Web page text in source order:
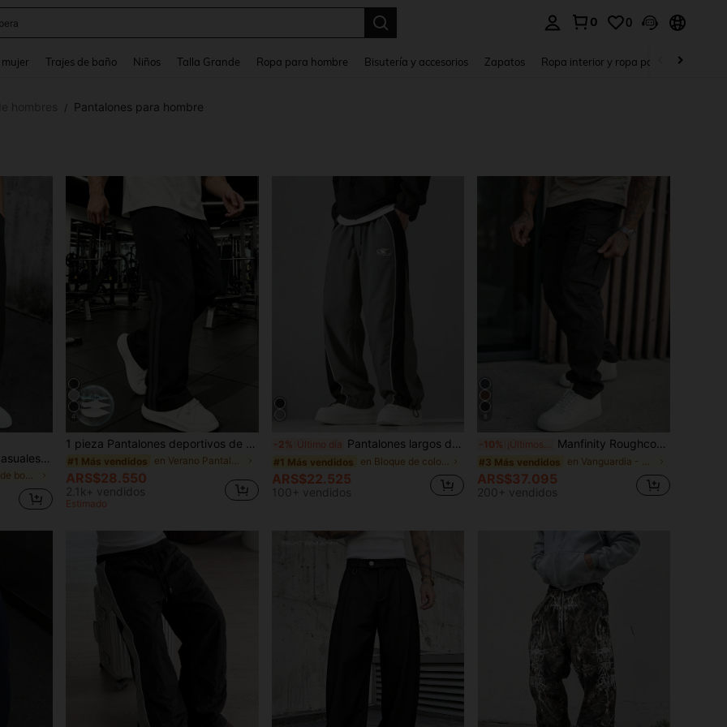
0 0
mujer Trajes de baño Niños Talla Grande Ropa para hombre Bisutería y accesorios Zapatos Ropa interior y ropa para dormir
/ Pantalones para hombre
SLATEMANN Pantalones casuales versátiles de uso diario con botones y pliegues de unicolor para hombres
en Festival de bodas Pantalones de hombre
4
1 pieza Pantalones deportivos de pierna recta con rayas, corte holgado y delgado para hombre, para correr, entrenamiento al aire libre, uso casual y athleisure
#1 Más vendidos en Verano Pantalones de hombre
ARS$28.550
2.1k+ vendidos
Estimado
-2% Último día Pantalones largos de pierna recta de moda minimalista casual de otoño para hombres para uso diario y actividades al aire libre
#1 Más vendidos en Bloque de color Pantalones de hombre
ARS$22.525
100+ vendidos
-10% ¡Últimos 3 días Manfinity Roughcore Pantalones cargo de estilo utilitario americano de pierna recta, de moda casual con múltiples bolsillos para hombres, otoño
#3 Más vendidos en Vanguardia - Casual de calle Pantalones de homb
ARS$37.095
200+ vendidos